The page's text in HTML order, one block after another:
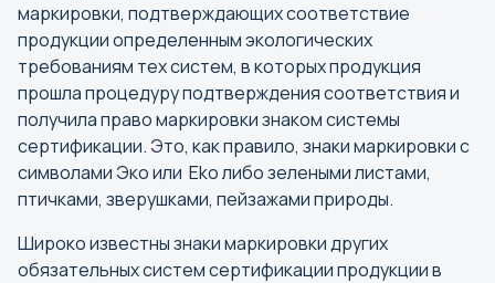
маркировки, подтверждающих соответствие
продукции определенным экологических
требованиям тех систем, в которых продукция
прошла процедуру подтверждения соответствия и
получила право маркировки знаком системы
сертификации. Это, как правило, знаки маркировки с
символами Эко или Eko либо зелеными листами,
птичками, зверушками, пейзажами природы.
Широко известны знаки маркировки других
обязательных систем сертификации продукции в
Найти
А
Абакан
Анадырь
Армавир
Архангельск
Астрахань